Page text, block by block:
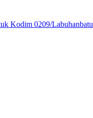
Kodim 0209/Labuhanbatu